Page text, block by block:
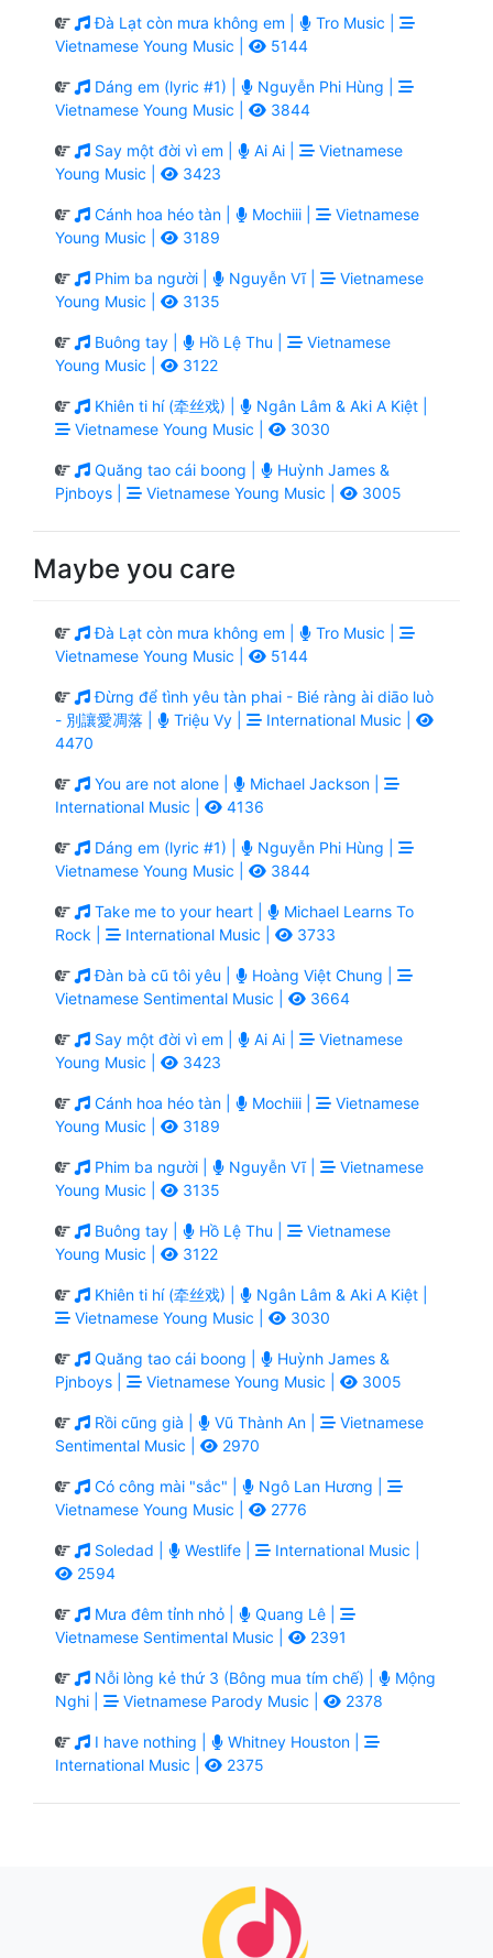
Đà Lạt còn mưa không em |
Tro Music |
Vietnamese Young Music |
5144
Dáng em (lyric #1) |
Nguyễn Phi Hùng |
Vietnamese Young Music |
3844
Say một đời vì em | Ai Ai |
Vietnamese
Young Music |
3423
Cánh hoa héo tàn | Mochiii |
Vietnamese
Young Music |
3189
Phim ba người | Nguyễn Vĩ |
Vietnamese
Young Music |
3135
Buông tay | Hồ Lệ Thu |
Vietnamese
Young Music |
3122
Khiên ti hí (牵丝戏) |
Ngân Lâm & Aki A Kiệt |
Vietnamese Young Music |
3030
Quăng tao cái boong |
Huỳnh James &
Pjnboys |
Vietnamese Young Music | 3005
Maybe you care
Đà Lạt còn mưa không em |
Tro Music |
Vietnamese Young Music |
5144
Đừng để tình yêu tàn phai - Bié ràng ài diāo luò
- 別讓愛凋落 |
Triệu Vy |
International Music |
4470
You are not alone |
Michael Jackson |
International Music |
4136
Dáng em (lyric #1) |
Nguyễn Phi Hùng |
Vietnamese Young Music |
3844
Take me to your heart |
Michael Learns To
Rock |
International Music | 3733
Đàn bà cũ tôi yêu |
Hoàng Việt Chung |
Vietnamese Sentimental Music |
3664
Say một đời vì em | Ai Ai |
Vietnamese
Young Music |
3423
Cánh hoa héo tàn | Mochiii |
Vietnamese
Young Music |
3189
Phim ba người | Nguyễn Vĩ |
Vietnamese
Young Music |
3135
Buông tay | Hồ Lệ Thu |
Vietnamese
Young Music |
3122
Khiên ti hí (牵丝戏) |
Ngân Lâm & Aki A Kiệt |
Vietnamese Young Music |
3030
Quăng tao cái boong |
Huỳnh James &
Pjnboys |
Vietnamese Young Music | 3005
Rồi cũng già | Vũ Thành An |
Vietnamese
Sentimental Music |
2970
Có công mài "sắc" |
Ngô Lan Hương |
Vietnamese Young Music |
2776
Soledad | Westlife |
International Music |
2594
Mưa đêm tỉnh nhỏ |
Quang Lê |
Vietnamese Sentimental Music |
2391
Nỗi lòng kẻ thứ 3 (Bông mua tím chế) |
Mộng
Nghi |
Vietnamese Parody Music | 2378
I have nothing |
Whitney Houston |
International Music |
2375